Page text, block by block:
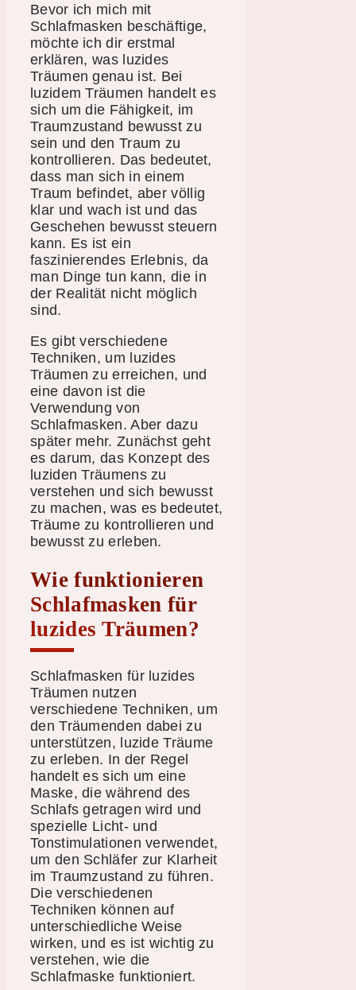
Bevor ich mich mit
Schlafmasken beschäftige,
möchte ich dir erstmal
erklären, was luzides
Träumen genau ist. Bei
luzidem Träumen handelt es
sich um die Fähigkeit, im
Traumzustand bewusst zu
sein und den Traum zu
kontrollieren. Das bedeutet,
dass man sich in einem
Traum befindet, aber völlig
klar und wach ist und das
Geschehen bewusst steuern
kann. Es ist ein
faszinierendes Erlebnis, da
man Dinge tun kann, die in
der Realität nicht möglich
sind.
Es gibt verschiedene
Techniken, um luzides
Träumen zu erreichen, und
eine davon ist die
Verwendung von
Schlafmasken. Aber dazu
später mehr. Zunächst geht
es darum, das Konzept des
luziden Träumens zu
verstehen und sich bewusst
zu machen, was es bedeutet,
Träume zu kontrollieren und
bewusst zu erleben.
Wie funktionieren
Schlafmasken für
luzides Träumen?
Schlafmasken für luzides
Träumen nutzen
verschiedene Techniken, um
den Träumenden dabei zu
unterstützen, luzide Träume
zu erleben. In der Regel
handelt es sich um eine
Maske, die während des
Schlafs getragen wird und
spezielle Licht- und
Tonstimulationen verwendet,
um den Schläfer zur Klarheit
im Traumzustand zu führen.
Die verschiedenen
Techniken können auf
unterschiedliche Weise
wirken, und es ist wichtig zu
verstehen, wie die
Schlafmaske funktioniert.